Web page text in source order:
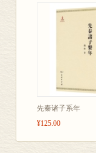
先秦诸子系年
¥125.00